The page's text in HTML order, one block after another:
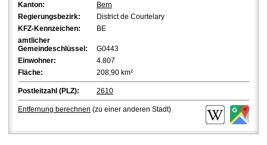
Kanton:
Bern
Regierungsbezirk:
District de Courtelary
KFZ-Kennzeichen:
BE
amtlicher
Gemeindeschlüssel:
G0443
Einwohner:
4.807
Fläche:
208,90 km²
Postleitzahl (PLZ): 2610
Entfernung berechnen (zu einer anderen Stadt)